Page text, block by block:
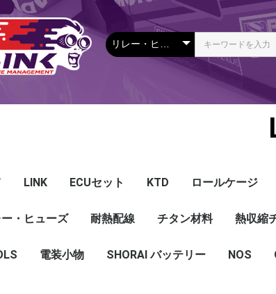
LINK
Plug-in ECU Honda
Mazda
Mitsubishi
Nissan
Subaru
Toyota
その他
Wire-in ECU G5
G4X
G4＋
PDM
ECUアクセサリー Looms and Cables
Mapセンサー
温度センサー
その他センサー
Exhaust O2センサー
CAN EGT modules
DI Driver
Ignition
Injection
Peripherals
Tuning Tools
E-Throttle
Driver Display
CAN Keypad
Apparel Hat
T-shirts
Foodies
ECUセット KTD
Looms
センサー
Ignition Coil
クラセン
サージタンク
EXマニ
燃料
電スロ
シリコンホース
エンジンハーネス
ハーネスラベル
エアクリーナー
スイッチ
アダプタ類
その他
ロールケージ
ー・ヒューズ
BOX
ズケース
カー式ブレード
カー
耐熱配線
ETFE 配線
シール
モール
FEP 配線
シール
モール
チタン材料 熱収縮
ハンダ
耐熱収
切れ込
DR
DW
DW ク
その他
電装小物 SHORAI バッテリー NOS